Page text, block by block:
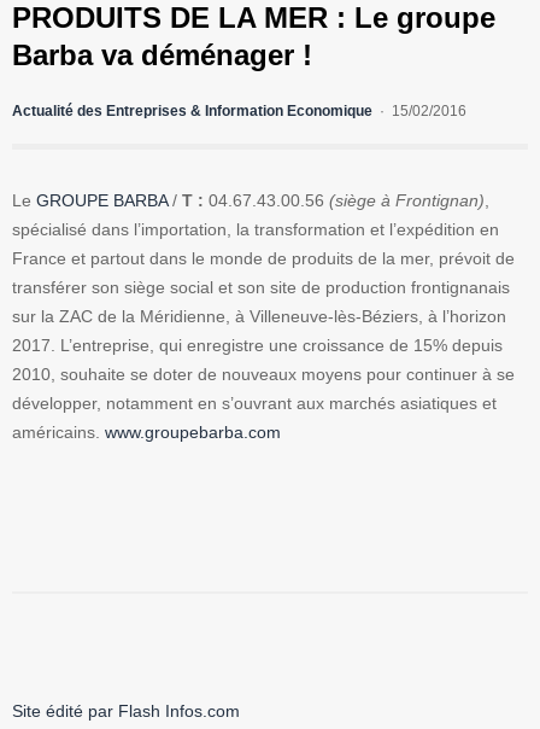
PRODUITS DE LA MER : Le groupe
Barba va déménager !
Actualité des Entreprises & Information Economique 15/02/2016
Le GROUPE BARBA/ T : 04.67.43.00.56 (siège à Frontignan),
spécialisé dans l’importation, la transformation et l’expédition en
France et partout dans le monde de produits de la mer, prévoit de
transférer son siège social et son site de production frontignanais
sur la ZAC de la Méridienne, à Villeneuve-lès-Béziers, à l’horizon
2017. L’entreprise, qui enregistre une croissance de 15% depuis
2010, souhaite se doter de nouveaux moyens pour continuer à se
développer, notamment en s’ouvrant aux marchés asiatiques et
américains. www.groupebarba.com
Site édité par Flash Infos.com